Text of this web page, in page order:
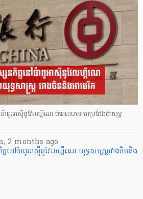
ប៉ាពូអាស៊ីនូវែលហ្គីណេ ចំពេលមានការប្រជែងជាយុទ្ធ
2 months ago
ចនៅប៉ាពូអាស៊ីនូវែលហ្គីណេ យុទ្ធសាស្ត្ររវាងចិននិង